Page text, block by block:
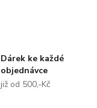
Dárek ke každé
objednávce
již od 500,-Kč